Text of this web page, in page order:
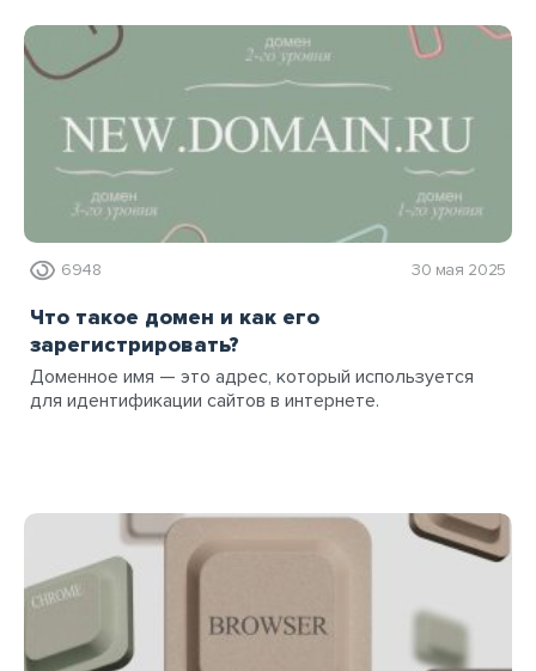
6948 30 мая 2025
Что такое домен и как его
зарегистрировать?
Доменное имя — это адрес, который используется
для идентификации сайтов в интернете.